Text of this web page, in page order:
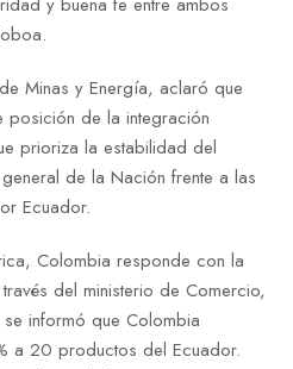
Minas y Energía, aclaró que
posición de la integración
prioriza la estabilidad del
de la Nación frente a las
Ecuador.
Colombia responde con la
del ministerio de Comercio,
se informó que Colombia
a 20 productos del Ecuador.